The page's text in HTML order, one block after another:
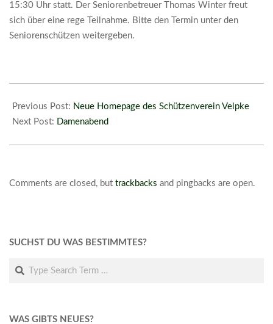
15:30 Uhr statt. Der Seniorenbetreuer Thomas Winter freut
sich über eine rege Teilnahme. Bitte den Termin unter den
Seniorenschützen weitergeben.
03-
17
Previous Post: Neue Homepage des Schützenverein Velpke
Next Post: Damenabend
Comments are closed, but trackbacks and pingbacks are open.
SUCHST DU WAS BESTIMMTES?
Search
WAS GIBTS NEUES?